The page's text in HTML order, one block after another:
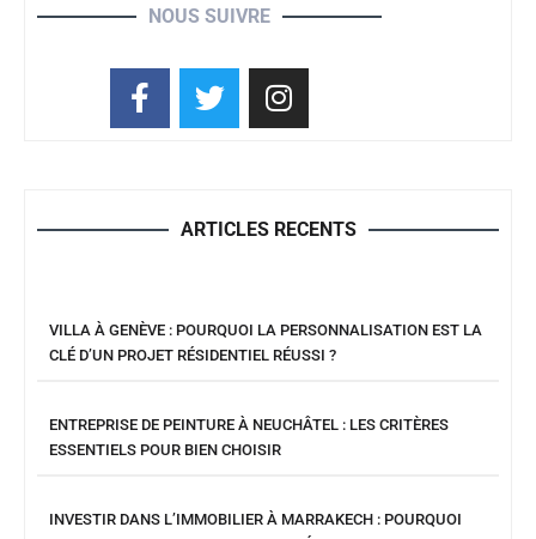
NOUS SUIVRE
ARTICLES RECENTS
VILLA À GENÈVE : POURQUOI LA PERSONNALISATION EST LA
CLÉ D’UN PROJET RÉSIDENTIEL RÉUSSI ?
ENTREPRISE DE PEINTURE À NEUCHÂTEL : LES CRITÈRES
ESSENTIELS POUR BIEN CHOISIR
INVESTIR DANS L’IMMOBILIER À MARRAKECH : POURQUOI